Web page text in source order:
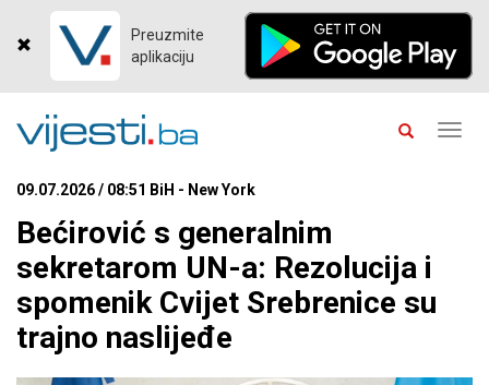
Preuzmite
aplikaciju
09.07.2026 / 08:51 BiH - New York
Bećirović s generalnim
sekretarom UN-a: Rezolucija i
spomenik Cvijet Srebrenice su
trajno naslijeđe